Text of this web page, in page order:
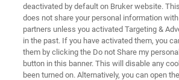
束。
联系我们
deactivated by default on Bruker website.
does not share your personal information
partners unless you activated Targeting &
in the past. If you have activated them, you
them by clicking the Do not Share my
button in this banner. This will disable any
been turned on. Alternatively, you can open